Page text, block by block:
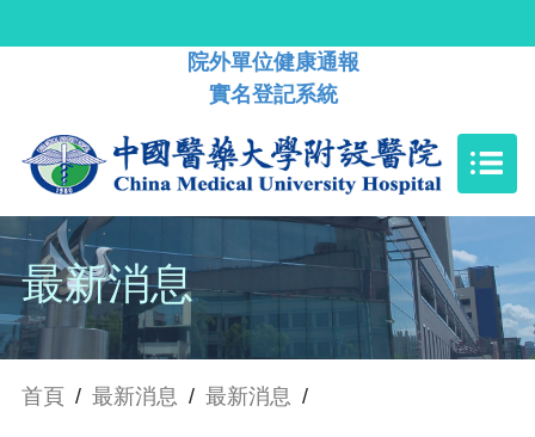
院外單位健康通報
實名登記系統
最新消息
首頁 / 最新消息 / 最新消息 /